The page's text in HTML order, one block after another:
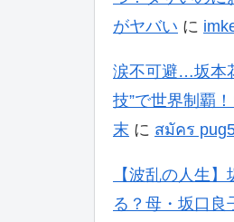
がヤバい に
涙不可避…坂本
技”で世界制覇
末 に สมัคร
【波乱の人生
る？母・坂口良